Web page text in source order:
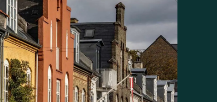
· 20. juni 2023